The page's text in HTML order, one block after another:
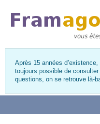
Après 15 années
toujours possible de
questions, on se retrouve là-